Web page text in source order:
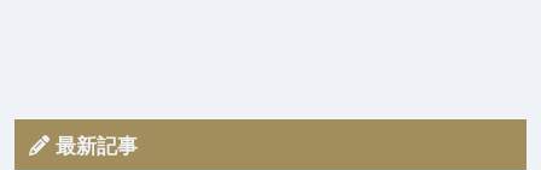
最新記事